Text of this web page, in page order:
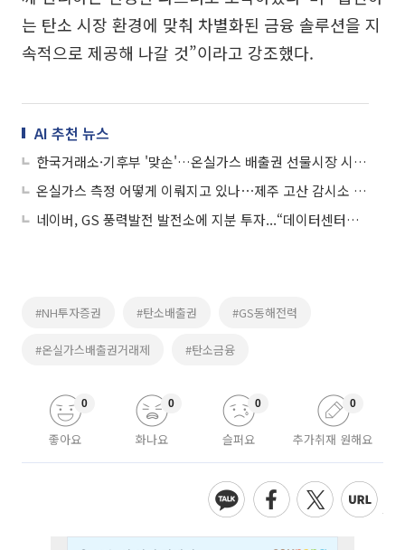
는 탄소 시장 환경에 맞춰 차별화된 금융 솔루션을 지
속적으로 제공해 나갈 것”이라고 강조했다.
AI 추천 뉴스
한국거래소·기후부 '맞손'…온실가스 배출권 선물시장 시스템 구축
온실가스 측정 어떻게 이뤄지고 있나⋯제주 고산 감시소 모습은
네이버, GS 풍력발전 발전소에 지분 투자...“데이터센터용 재생에너지 수급 안정성↑”
#NH투자증권 #탄소배출권 #GS동해전력
#온실가스배출권거래제 #탄소금융
좋아요
0
화나요
0
슬퍼요
0
추가취재 원해요
0